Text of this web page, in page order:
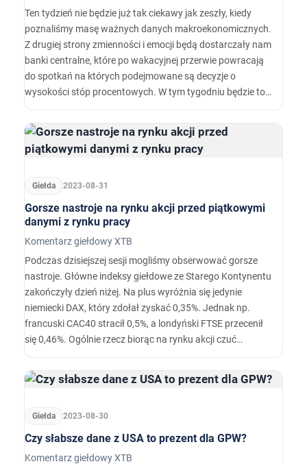
Ten tydzień nie będzie już tak ciekawy jak zeszły, kiedy
poznaliśmy masę ważnych danych makroekonomicznych.
Z drugiej strony zmienności i emocji będą dostarczały nam
banki centralne, które po wakacyjnej przerwie powracają
do spotkań na których podejmowane są decyzje o
wysokości stóp procentowych. W tym tygodniu będzie to
Bank Polski.…
Giełda 2023-08-31
Gorsze nastroje na rynku akcji przed piątkowymi
danymi z rynku pracy
Komentarz giełdowy XTB
Podczas dzisiejszej sesji mogliśmy obserwować gorsze
nastroje. Główne indeksy giełdowe ze Starego Kontynentu
zakończyły dzień niżej. Na plus wyróżnia się jedynie
niemiecki DAX, który zdołał zyskać 0,35%. Jednak np.
francuski CAC40 stracił 0,5%, a londyński FTSE przecenił
się 0,46%. Ogólnie rzecz biorąc na rynku akcji czuć
które powinny zdecydować o kierunku na rynku akcji w
krótkim terminie.
Giełda 2023-08-30
Czy słabsze dane z USA to prezent dla GPW?
Komentarz giełdowy XTB